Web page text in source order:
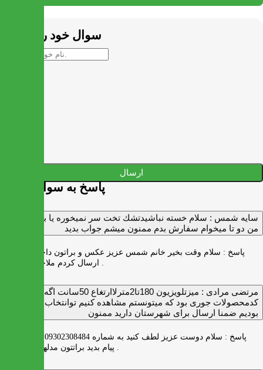
سوال خود را بپرسید
ارسال
پاسخ به سوالات شما
سايه شمس : سلام خسته نباشيدتشك تخت سر نميخوره يا برنميگرده
من دو تا ميخوام سفارش بدم ممنون ميشم جواب بديد
پاسخ : سلام وقت بخیر خانم شمس عزیز عکس و براتون داخل واتس اپ
ارسال کردم ملاحظه بفرمایید .
مرتضی مرادی :
میزتلویزیون 180تا2مترلاارتغاع 50سانت اگه
کدمحصولات جوری بود که میتونستم مشاهده کنیم توانتخاب راحت‌تر
بودیم ضمنا ارسال برای شهرستان دارید ممنون
پاسخ :